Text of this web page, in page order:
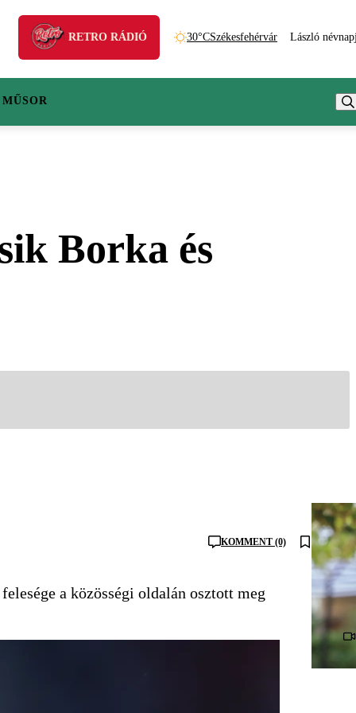
RETRO RÁDIÓ 30°CSzékesfehérvár László
Borka és
KOMMENT (0)
a közösségi oldalán osztott meg